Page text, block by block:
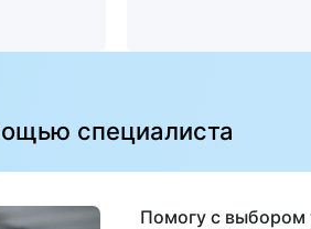
специалиста
Помогу с выбором